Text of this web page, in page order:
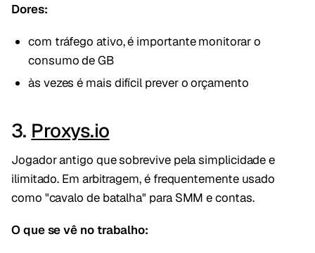
Dores:
com tráfego ativo, é importante monitorar o
consumo de GB
às vezes é mais difícil prever o orçamento
3. Proxys.io
Jogador antigo que sobrevive pela simplicidade e
ilimitado. Em arbitragem, é frequentemente usado
como "cavalo de batalha" para SMM e contas.
O que se vê no trabalho: